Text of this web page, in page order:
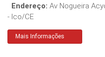
Endereço: Av Nogueira
- Ico/CE
Mais Informações